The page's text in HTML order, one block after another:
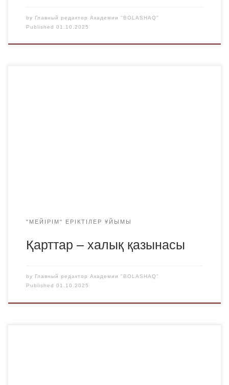
by Главный редактор Академии "BOLASHAQ"
Published 01.10.2025
"МЕЙІРІМ" ЕРІКТІЛЕР ҰЙЫМЫ
Қарттар – халық қазынасы
by Главный редактор Академии "BOLASHAQ"
Published 01.10.2025